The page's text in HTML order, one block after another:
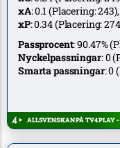
xA:0.1(Placering:243
xP:0.34(Placering:274
Passprocent:90.47%
Nyckelpassningar:0
Smarta passningar:0
ALLSVENSKAN PÅ TV4 PLAY -